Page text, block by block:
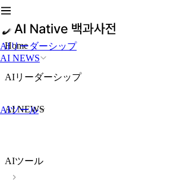
AIリーダーシップ
AI NEWS
AIツール
Home
AIリーダーシップ
AI NEWS
AIツール